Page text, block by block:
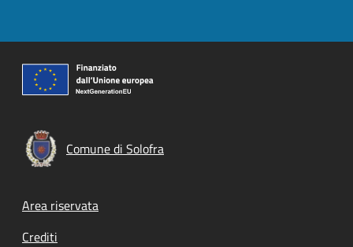
Comune di Solofra
Footer menu
Area riservata
Crediti